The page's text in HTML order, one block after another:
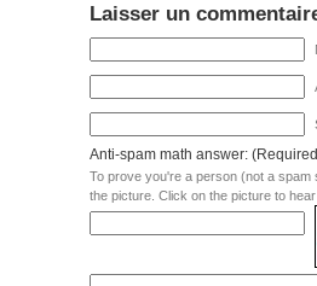
Laisser un
Anti-spam math answer:
To prove you're a person (not a
the picture. Click on the picture to